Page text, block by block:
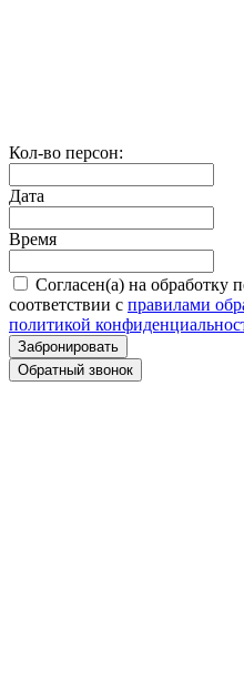
Кол-во персон:
Дата
Время
Согласен(а) на обработку
соответствии с правилами
политикой
Забронировать
Обратный звонок